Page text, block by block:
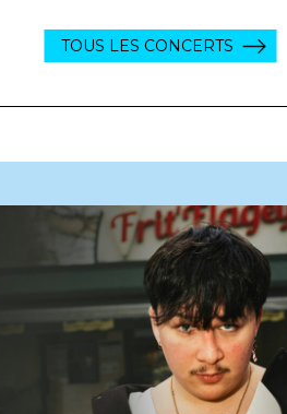
TOUS LES CONCERTS